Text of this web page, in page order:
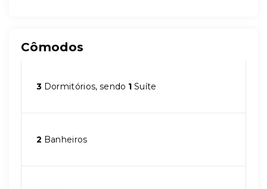
Cômodos
3 Dormitórios, sendo 1 Suíte
2 Banheiros